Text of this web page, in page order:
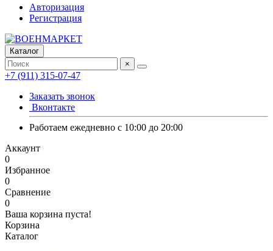
Авторизация
Регистрация
Каталог
×
+7 (911) 315-07-47
Заказать звонок
Вконтакте
Работаем ежедневно с 10:00 до 20:00
Аккаунт
0
Избранное
0
Сравнение
0
Ваша корзина пуста!
Корзина
Каталог